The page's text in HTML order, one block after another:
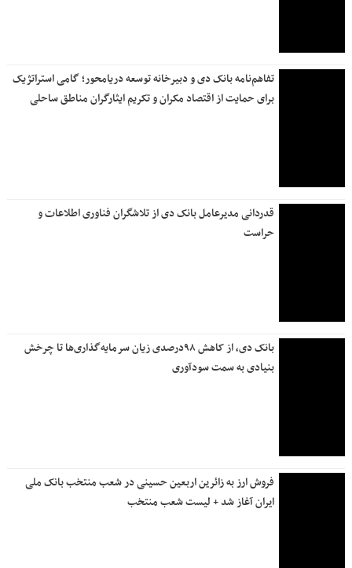
تفاهم‌نامه بانک دی و دبیرخانه توسعه دریامحور؛ گامی استراتژیک
برای حمایت از اقتصاد مکران و تکریم ایثارگران مناطق ساحلی
قدردانی مدیرعامل بانک دی از تلاشگران فناوری اطلاعات و
حراست
بانک دی، از کاهش ۹۸درصدی زیان سرمایه‌گذاری‌ها تا چرخش
بنیادی به سمت سودآوری
فروش ارز به زائرین اربعین حسینی در شعب منتخب بانک ملی
ایران آغاز شد + لیست شعب منتخب